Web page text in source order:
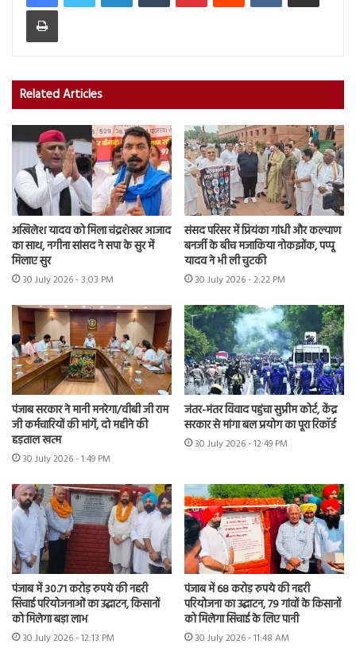
Print
Related Articles
अखिलेश यादव को मिला चंद्रशेखर आजाद
का साथ, नगीना सांसद ने सपा के सुर में
मिलाए सुर
30 July 2026 - 3:03 PM
संसद परिसर में प्रियंका गांधी और कल्याण
बनर्जी के बीच मजाकिया नोकझोंक, पप्पू
यादव ने भी ली चुटकी
30 July 2026 - 2:22 PM
पंजाब सरकार ने मानी मनरेगा/वीबी जी राम
जी कर्मचारियों की मांगें, दो महीने की
हड़ताल खत्म
30 July 2026 - 1:49 PM
जंतर-मंतर विवाद पहुंचा सुप्रीम कोर्ट, केंद्र
सरकार से मांगा बल प्रयोग का पूरा रिकॉर्ड
30 July 2026 - 12:49 PM
पंजाब में 30.71 करोड़ रुपये की नहरी
सिंचाई परियोजनाओं का उद्घाटन, किसानों
को मिलेगा बड़ा लाभ
30 July 2026 - 12:13 PM
पंजाब में 68 करोड़ रुपये की नहरी
परियोजना का उद्घाटन, 79 गांवों के किसानों
को मिलेगा सिंचाई के लिए पानी
30 July 2026 - 11:48 AM